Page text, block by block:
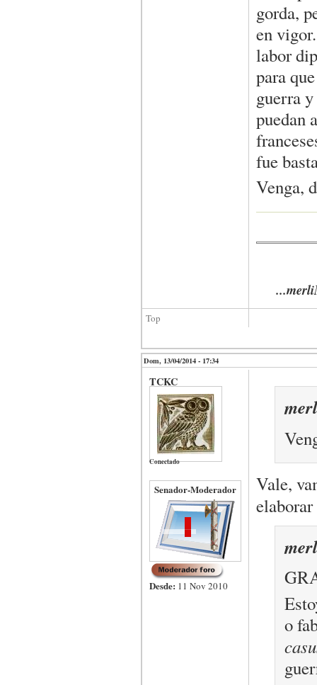
gorda,
en
labor
para
guerra
puedan
fue
Venga,
Top
Dom, 13/04/2014 - 17:34
TCKC
Conectado
Senador-Moderador
Desde: 11 Nov 2010
Vale,
o